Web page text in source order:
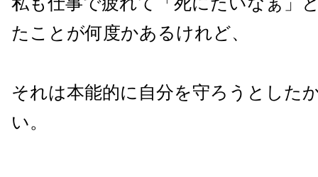
たことが何度かあるけれど、
それは本能的に自分を守ろうとした
い。